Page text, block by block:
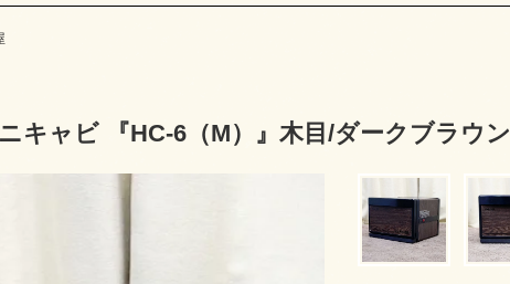
キャビ 『HC-6（M）』木目/ダークブラウン